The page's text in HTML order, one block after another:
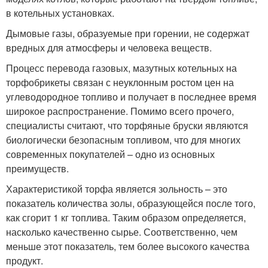
в котельных установках.
Дымовые газы, образуемые при горении, не содержат
вредных для атмосферы и человека веществ.
Процесс перевода газовых, мазутных котельных на
торфобрикеты связан с неуклонным ростом цен на
углеводородное топливо и получает в последнее время
широкое распространение. Помимо всего прочего,
специалисты считают, что торфяные бруски являются
биологически безопасным топливом, что для многих
современных покупателей – одно из основных
преимуществ.
Характеристикой торфа является зольность – это
показатель количества золы, образующейся после того,
как сгорит 1 кг топлива. Таким образом определяется,
насколько качественно сырье. Соответственно, чем
меньше этот показатель, тем более высокого качества
продукт.